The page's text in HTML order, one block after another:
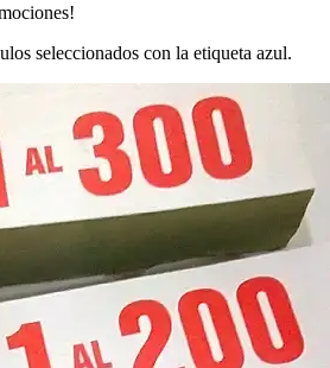
seleccionados con la etiqueta azul.